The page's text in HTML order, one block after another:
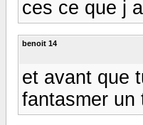
ces ce que j
benoit 14
et avant que
fantasmer un